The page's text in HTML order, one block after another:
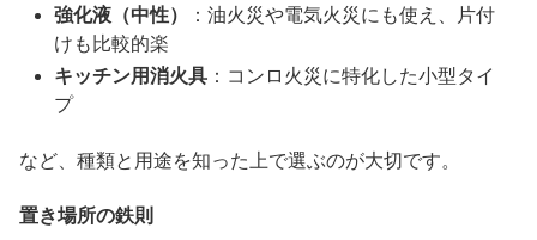
強化液（中性）
：油火災や電気火災にも使え、片付
けも比較的楽
キッチン用消火具 ：コンロ火災に特化した小型タイ
プ
など、種類と用途を知った上で選ぶのが大切です。
置き場所の鉄則